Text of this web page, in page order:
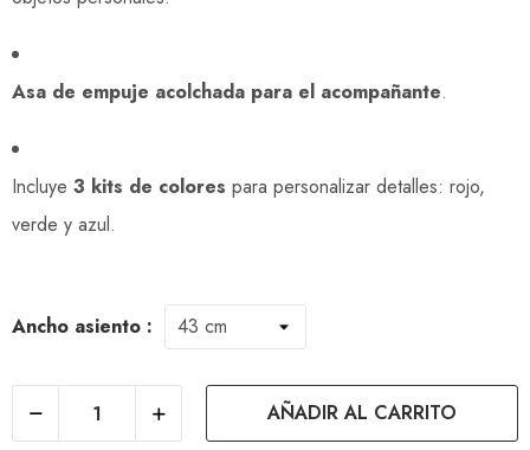
Asa de empuje acolchada para el acompañante.
Incluye 3 kits de colores para personalizar detalles: rojo,
verde y azul.
Ancho asiento :
AÑADIR AL CARRITO